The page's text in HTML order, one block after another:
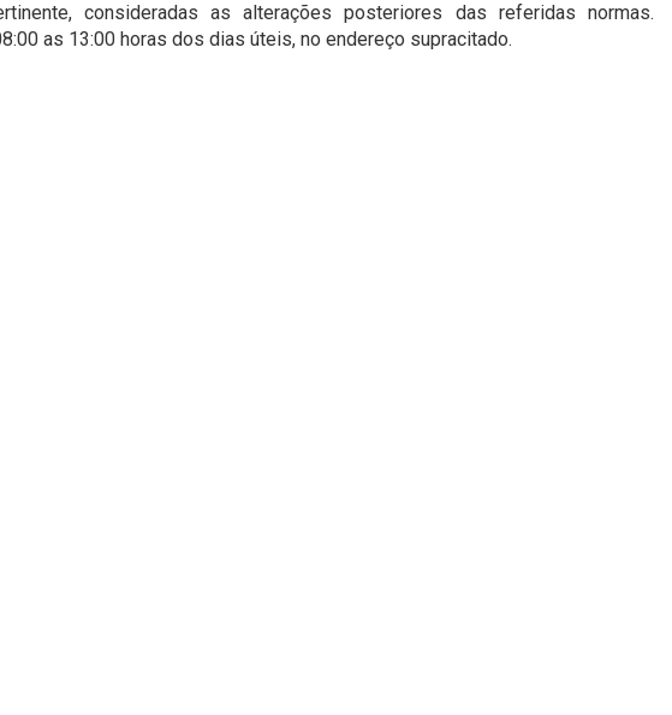
consideradas as alterações posteriores das referidas normas.
as 13:00 horas dos dias úteis, no endereço supracitado.